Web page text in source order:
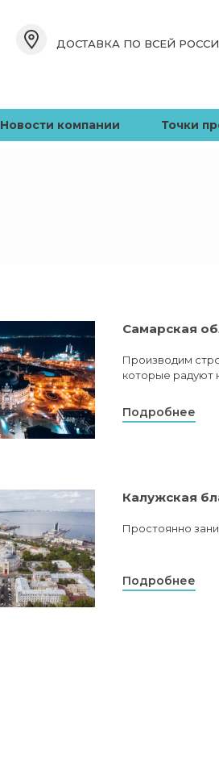
Новости компании Точки
ДОСТАВКА ПО ВСЕЙ
Самарская
Производим
которые радуют
Подробнее
Калужская
Простоянно
Подробнее